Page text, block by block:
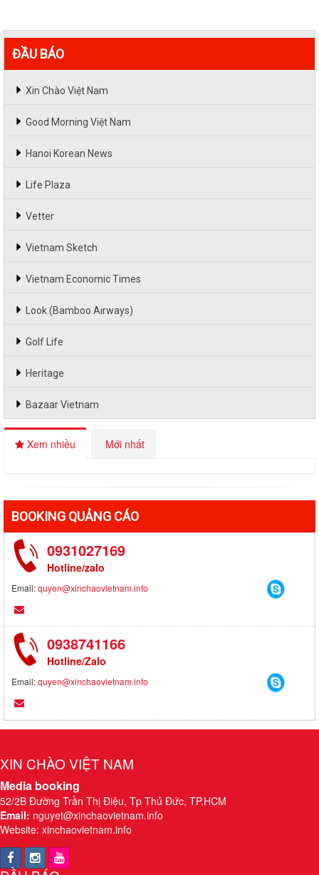
ĐẦU BÁO
Xin Chào Việt Nam
Good Morning Việt Nam
Hanoi Korean News
Life Plaza
Vetter
Vietnam Sketch
Vietnam Economic Times
Look (Bamboo Airways)
Golf Life
Heritage
Bazaar Vietnam
Xem nhiều Mới nhất
BOOKING QUẢNG CÁO
0931027169
Hotline/zalo
Email:quyen@xinchaovietnam.info
0938741166
Hotline/Zalo
Email:quyen@xinchaovietnam.info
XIN CHÀO VIỆT NAM
Media booking
52/2B Đường Trần Thị Điệu, Tp Thủ Đức, TP.HCM
Email: nguyet@xinchaovietnam.info
Website: xinchaovietnam.info